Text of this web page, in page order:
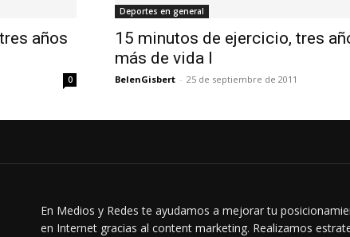
años
0
Deportes en general
15 minutos de ejercicio, tres
más de vida I
BelenGisbert - 25 de septiembre de 2011
En Medios y Redes te ayudamos a mejorar tu
en Internet gracias al content marketing. Realizamos